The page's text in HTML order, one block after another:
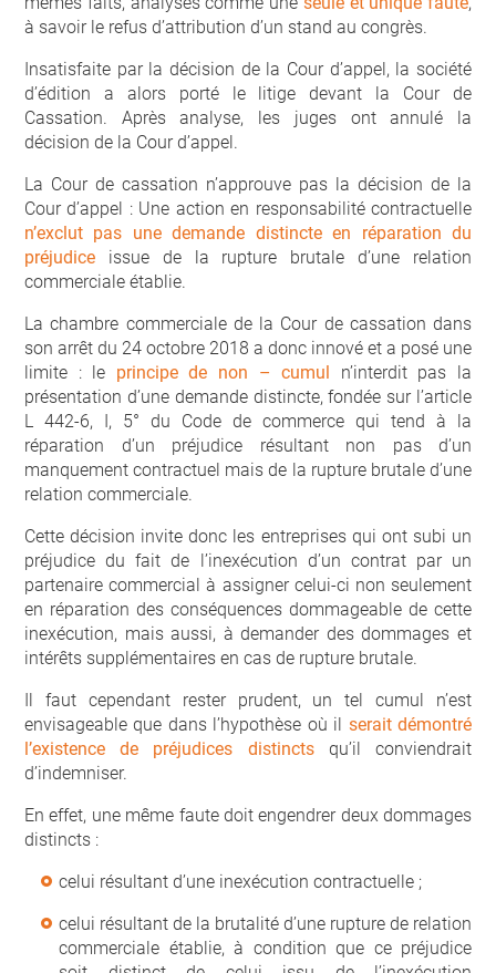
à savoir le refus d’attribution d’un stand au congrès.
Insatisfaite par la décision de la Cour d’appel, la société
d’édition a alors porté le litige devant la Cour de
Cassation. Après analyse, les juges ont annulé la
décision de la Cour d’appel.
La Cour de cassation n’approuve pas la décision de la
Cour d’appel : Une action en responsabilité contractuelle
n’exclut pas une demande distincte en réparation du
préjudice issue de la rupture brutale d’une relation
commerciale établie.
La chambre commerciale de la Cour de cassation dans
son arrêt du 24 octobre 2018 a donc innové et a posé une
limite : le principe de non – cumul n’interdit pas la
présentation d’une demande distincte, fondée sur l’article
L 442-6, I, 5° du Code de commerce qui tend à la
réparation d’un préjudice résultant non pas d’un
manquement contractuel mais de la rupture brutale d’une
relation commerciale.
Cette décision invite donc les entreprises qui ont subi un
préjudice du fait de l’inexécution d’un contrat par un
partenaire commercial à assigner celui-ci non seulement
en réparation des conséquences dommageable de cette
inexécution, mais aussi, à demander des dommages et
intérêts supplémentaires en cas de rupture brutale.
Il faut cependant rester prudent, un tel cumul n’est
envisageable que dans l’hypothèse où il serait démontré
l’existence de préjudices distinctsqu’il conviendrait
d’indemniser.
En effet, une même faute doit engendrer deux dommages
distincts :
celui résultant d’une inexécution contractuelle ;
celui résultant de la brutalité d’une rupture de relation
commerciale établie, à condition que ce préjudice